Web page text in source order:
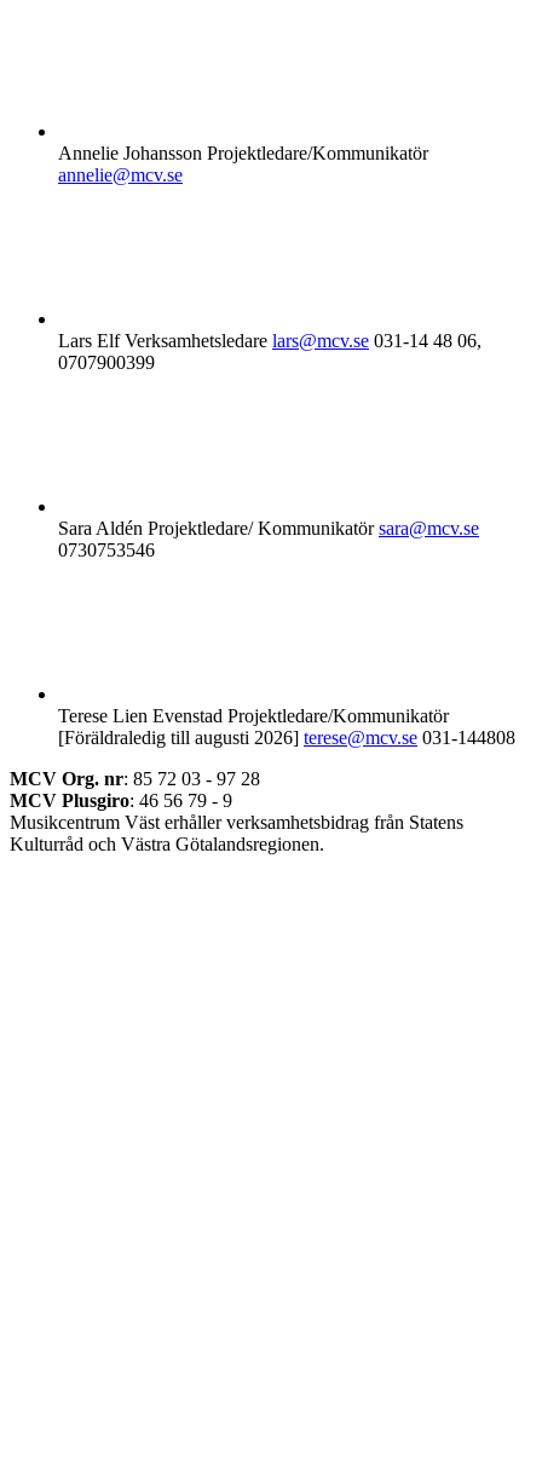
Annelie Johansson Projektledare/Kommunikatör
annelie@mcv.se
Lars Elf Verksamhetsledare lars@mcv.se 031-14 48 06,
0707900399
Sara Aldén Projektledare/ Kommunikatör sara@mcv.se
0730753546
Terese Lien Evenstad Projektledare/Kommunikatör
[Föräldraledig till augusti 2026] terese@mcv.se 031-144808
MCV Org. nr: 85 72 03 - 97 28
MCV Plusgiro: 46 56 79 - 9
Musikcentrum Väst erhåller verksamhetsbidrag från Statens
Kulturråd och Västra Götalandsregionen.